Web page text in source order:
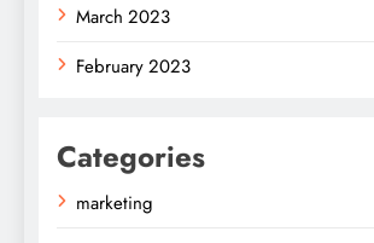
March 2023
February 2023
Categories
marketing